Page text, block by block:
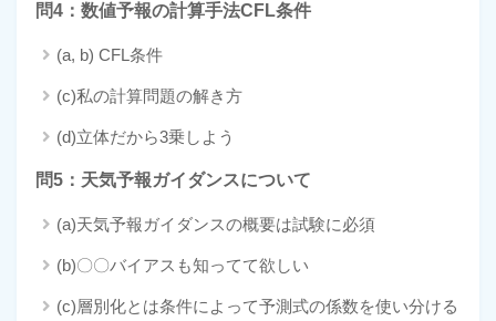
問4：数値予報の計算手法CFL条件
(a, b) CFL条件
(c)私の計算問題の解き方
(d)立体だから3乗しよう
問5：天気予報ガイダンスについて
(a)天気予報ガイダンスの概要は試験に必須
(b)〇〇バイアスも知ってて欲しい
(c)層別化とは条件によって予測式の係数を使い分ける